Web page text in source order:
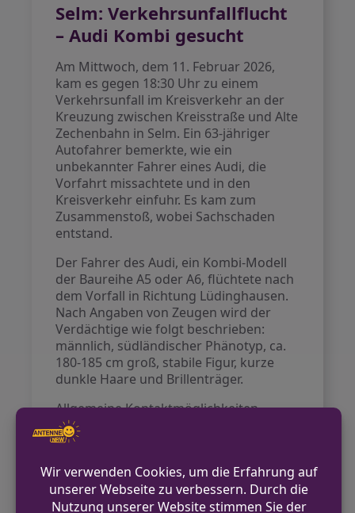
Selm: Verkehrsunfallflucht
– Audi Kombi gesucht
Am Mittwoch, dem 11. Februar 2026,
kam es gegen 18:30 Uhr zu einem
Verkehrsunfall im Kreisverkehr an der
Kreuzung zwischen Kreisstraße und Alte
Zechenbahn in Selm. Ein 63-jähriger
Autofahrer bemerkte, wie ein
unbekannter Fahrer eines Audi, die
Vorfahrt missachtete und in den
Kreisverkehr einfuhr. Es kam zum
Zusammenstoß, wobei Sachschaden
entstand.
Der Fahrer des Audi, ein Kombi-Modell
der Baureihe A5 oder A6, flüchtete nach
dem Vorfall in Richtung Lüdinghausen.
Nach Angaben von Zeugen wird der
Verdächtige wie folgt beschrieben:
männlich, südländischer Phänotyp, ca.
180-185 cm groß, stabile Figur, kurze
dunkle Haare und Brillenträger.
Allgemeine Kontaktmöglichkeiten
finden sich auf der offiziellen Webseite
der Polizei Unna